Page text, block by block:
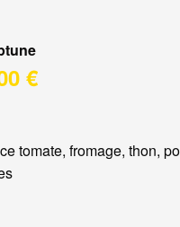
€
tomate, fromage, thon,